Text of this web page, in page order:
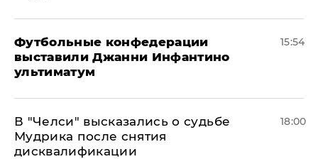
Футбольные конфедерации
выставили Джанни Инфантино
ультиматум
15:54
В "Челси" высказались о судьбе
Мудрика после снятия
дисквалификации
18:00